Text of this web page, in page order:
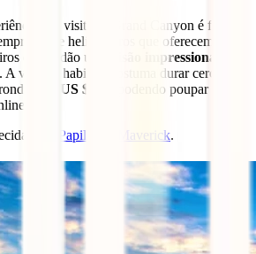
ao visitar o Grand Canyon é fazê-lo
de helicópteros que oferecem
que te dão uma
visão impressionante
A viagem habitual costuma durar cerca de
os
US $200
, podendo poupar um
são
Papillon Maverick.